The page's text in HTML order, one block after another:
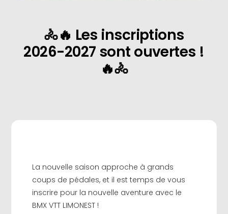
🚴🔥 Les inscriptions
2026-2027 sont ouvertes !
🔥🚴
La nouvelle saison approche à grands
coups de pédales, et il est temps de vous
inscrire pour la nouvelle aventure avec le
BMX VTT LIMONEST !